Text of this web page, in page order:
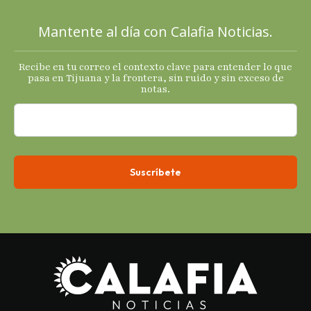
termómetro
s
económicos.
Mantente al día con Calafia Noticias.
Recibe en tu correo el contexto clave para entender lo que
pasa en Tijuana y la frontera, sin ruido y sin exceso de
notas.